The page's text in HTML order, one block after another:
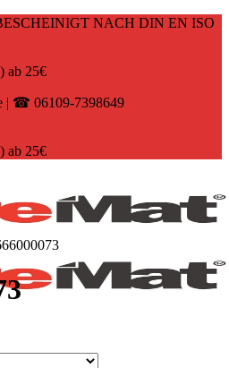
NACH DIN EN ISO
ab 25€
| ☎ 06109-7398649
ab 25€